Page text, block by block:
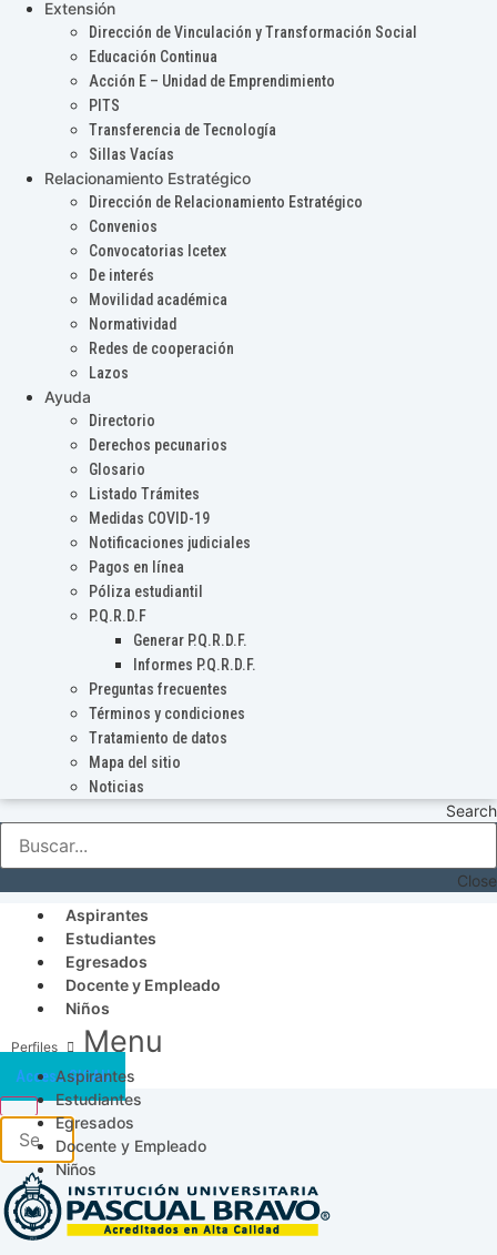
Extensión
Dirección de Vinculación y Transformación Social
Educación Continua
Acción E – Unidad de Emprendimiento
PITS
Transferencia de Tecnología
Sillas Vacías
Relacionamiento Estratégico
Dirección de Relacionamiento Estratégico
Convenios
Convocatorias Icetex
De interés
Movilidad académica
Normatividad
Redes de cooperación
Lazos
Ayuda
Directorio
Derechos pecunarios
Glosario
Listado Trámites
Medidas COVID-19
Notificaciones judiciales
Pagos en línea
Póliza estudiantil
P.Q.R.D.F
Generar P.Q.R.D.F.
Informes P.Q.R.D.F.
Preguntas frecuentes
Términos y condiciones
Tratamiento de datos
Mapa del sitio
Noticias
Search
Close
Aspirantes
Estudiantes
Egresados
Docente y Empleado
Niños
Menu
Aspirantes
Estudiantes
Egresados
Docente y Empleado
Niños
Acceso SICAU